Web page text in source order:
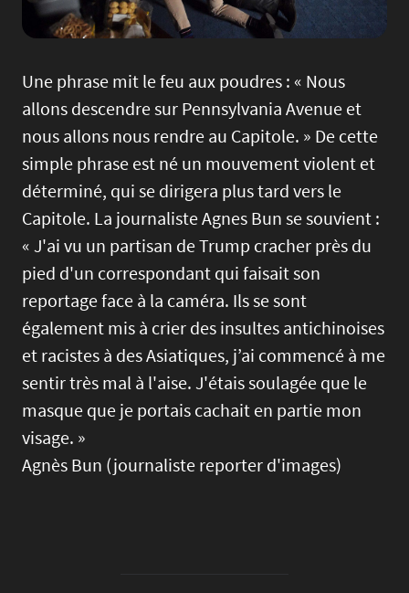
Une phrase mit le feu aux poudres : « Nous
allons descendre sur Pennsylvania Avenue et
nous allons nous rendre au Capitole. » De cette
simple phrase est né un mouvement violent et
déterminé, qui se dirigera plus tard vers le
Capitole. La journaliste Agnes Bun se souvient :
« J'ai vu un partisan de Trump cracher près du
pied d'un correspondant qui faisait son
reportage face à la caméra. Ils se sont
également mis à crier des insultes antichinoises
et racistes à des Asiatiques, j’ai commencé à me
sentir très mal à l'aise. J'étais soulagée que le
masque que je portais cachait en partie mon
visage. »
Agnès Bun (journaliste reporter d'images)